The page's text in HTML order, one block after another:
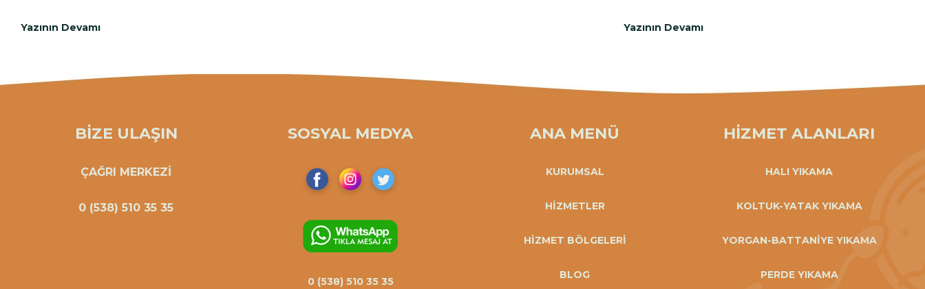
Yazının Devamı Yazının Devamı
BİZE ULAŞIN
ÇAĞRI MERKEZİ
0 (538) 510 35 35
SOSYAL MEDYA
0 (538) 510 35 35
ANA MENÜ
KURUMSAL
HİZMETLER
HİZMET BÖLGELERİ
BLOG
HİZMET ALANLARI
HALI YIKAMA
KOLTUK-YATAK YIKAMA
YORGAN-BATTANİYE YIKAMA
PERDE YIKAMA